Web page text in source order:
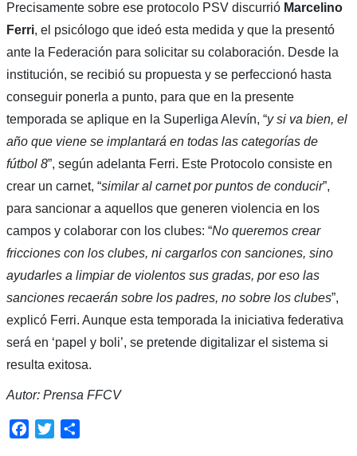
Precisamente sobre ese protocolo PSV discurrió Marcelino
Ferri, el psicólogo que ideó esta medida y que la presentó
ante la Federación para solicitar su colaboración. Desde la
institución, se recibió su propuesta y se perfeccionó hasta
conseguir ponerla a punto, para que en la presente
temporada se aplique en la Superliga Alevín, “y si va bien, el
año que viene se implantará en todas las categorías de
fútbol 8”, según adelanta Ferri. Este Protocolo consiste en
crear un carnet, “similar al carnet por puntos de conducir”,
para sancionar a aquellos que generen violencia en los
campos y colaborar con los clubes: “No queremos crear
fricciones con los clubes, ni cargarlos con sanciones, sino
ayudarles a limpiar de violentos sus gradas, por eso las
sanciones recaerán sobre los padres, no sobre los clubes”,
explicó Ferri. Aunque esta temporada la iniciativa federativa
será en ‘papel y boli’, se pretende digitalizar el sistema si
resulta exitosa.
Autor: Prensa FFCV
Facebook
Twitter